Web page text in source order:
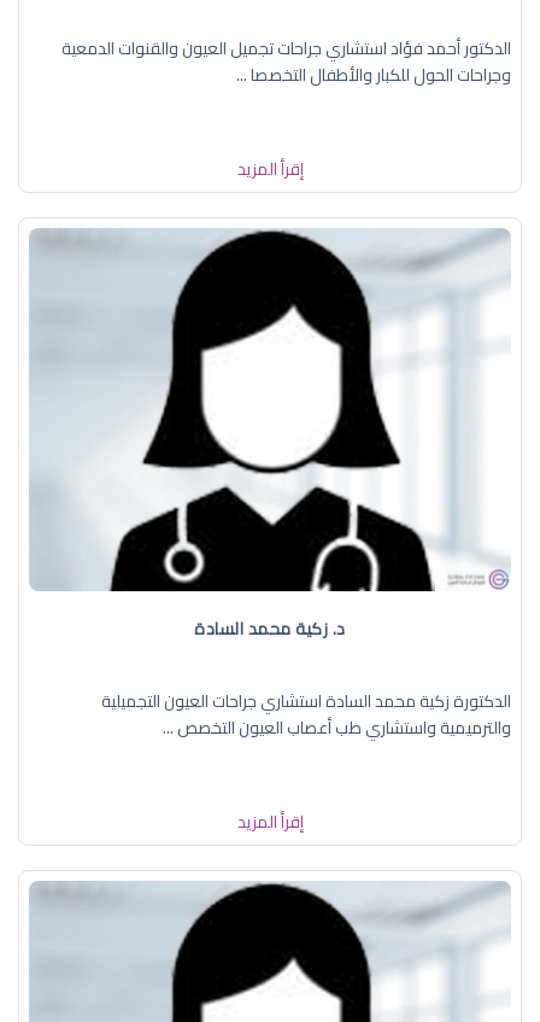
الدكتور أحمد فؤاد استشاري جراحات تجميل العيون والقنوات الدمعية
وجراحات الحول للكبار والأطفال التخصصا ...
إقرأ المزيد
د. زكية محمد السادة
الدكتورة زكية محمد السادة استشاري جراحات العيون التجميلية
والترميمية واستشاري طب أعصاب العيون التخصص ...
إقرأ المزيد